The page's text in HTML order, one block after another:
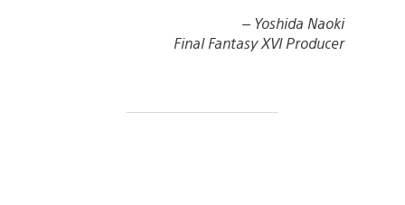
– Yoshida Naoki
Final Fantasy XVI Producer